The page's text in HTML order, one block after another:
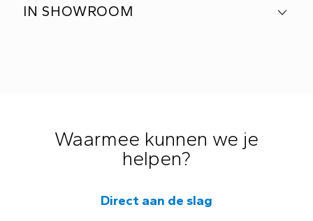
IN SHOWROOM
Waarmee kunnen we je
helpen?
Direct aan de slag